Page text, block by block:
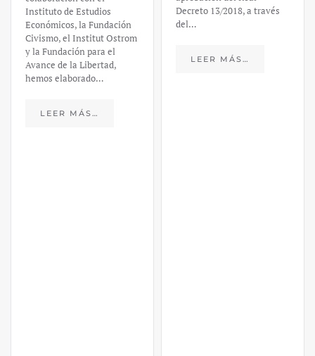
Instituto de Estudios
Económicos, la Fundación
Civismo, el Institut Ostrom
y la Fundación para el
Avance de la Libertad,
hemos elaborado…
LEER MÁS…
Decreto 13/2018, a través
del…
LEER MÁS…